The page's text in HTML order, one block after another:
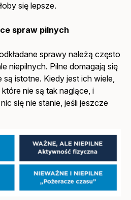
się lepsze.
spraw pilnych
sprawy należą często
niepilnych. Pilne domagają się
istotne. Kiedy jest ich wiele,
nie są tak naglące, i
się nie stanie, jeśli jeszcze